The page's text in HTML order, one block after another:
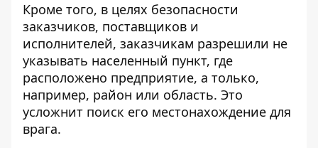
Кроме того, в целях безопасности
заказчиков, поставщиков и
исполнителей, заказчикам разрешили не
указывать населенный пункт, где
расположено предприятие, а только,
например, район или область. Это
усложнит поиск его местонахождение для
врага.